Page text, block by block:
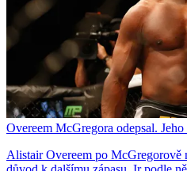
Overeem McGregora odepsal.
Alistair Overeem po McGregorově